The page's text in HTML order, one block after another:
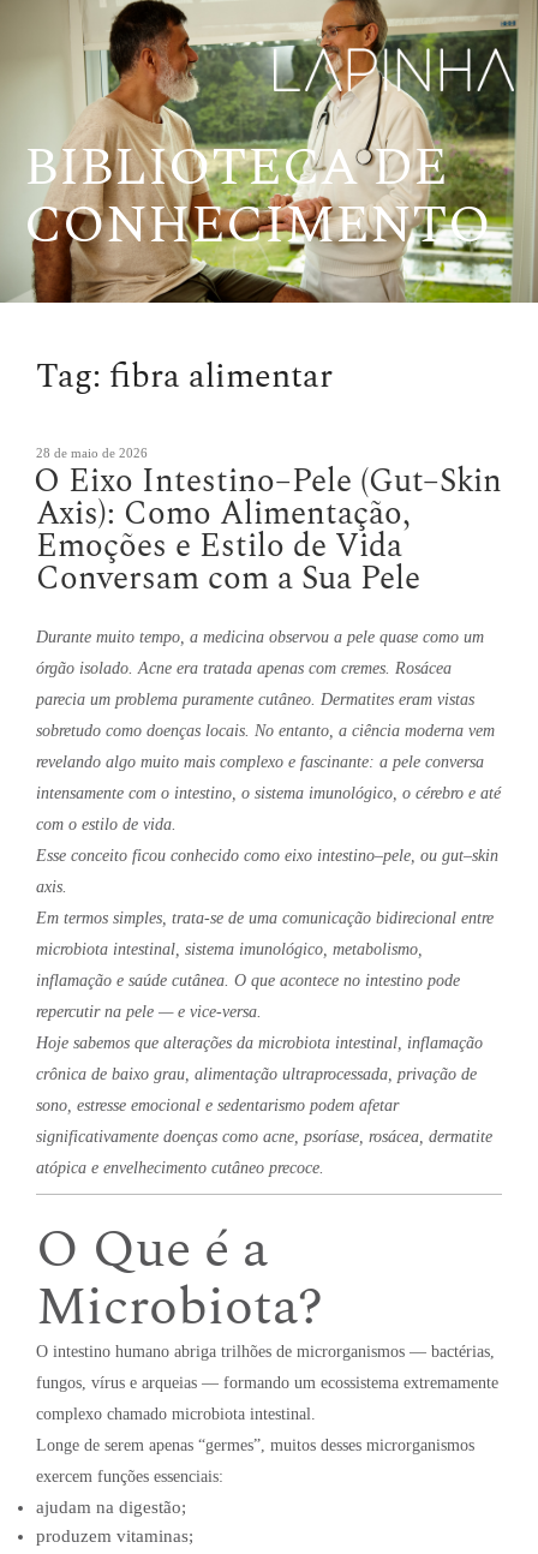
BIBLIOTECA DE
CONHECIMENTO
Tag: fibra alimentar
Publicado
em
28 de maio de 2026
O Eixo Intestino–Pele (Gut–Skin
Axis): Como Alimentação,
Emoções e Estilo de Vida
Conversam com a Sua Pele
Durante muito tempo, a medicina observou a pele quase como um
órgão isolado. Acne era tratada apenas com cremes. Rosácea
parecia um problema puramente cutâneo. Dermatites eram vistas
sobretudo como doenças locais. No entanto, a ciência moderna vem
revelando algo muito mais complexo e fascinante: a pele conversa
intensamente com o intestino, o sistema imunológico, o cérebro e até
com o estilo de vida.
Esse conceito ficou conhecido como eixo intestino–pele, ou gut–skin
axis.
Em termos simples, trata-se de uma comunicação bidirecional entre
microbiota intestinal, sistema imunológico, metabolismo,
inflamação e saúde cutânea. O que acontece no intestino pode
repercutir na pele — e vice-versa.
Hoje sabemos que alterações da microbiota intestinal, inflamação
crônica de baixo grau, alimentação ultraprocessada, privação de
sono, estresse emocional e sedentarismo podem afetar
significativamente doenças como acne, psoríase, rosácea, dermatite
atópica e envelhecimento cutâneo precoce.
O Que é a
Microbiota?
O intestino humano abriga trilhões de microrganismos — bactérias,
fungos, vírus e arqueias — formando um ecossistema extremamente
complexo chamado microbiota intestinal.
Longe de serem apenas “germes”, muitos desses microrganismos
exercem funções essenciais:
ajudam na digestão;
produzem vitaminas;